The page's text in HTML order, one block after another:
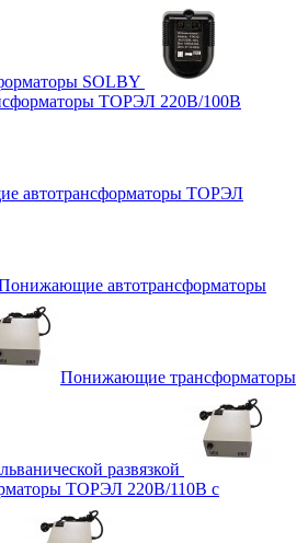
SOLBY
ТОРЭЛ 220В/100В
автотрансформаторы ТОРЭЛ
автотрансформаторы
Понижающие трансформаторы
развязкой
ТОРЭЛ 220В/110В с